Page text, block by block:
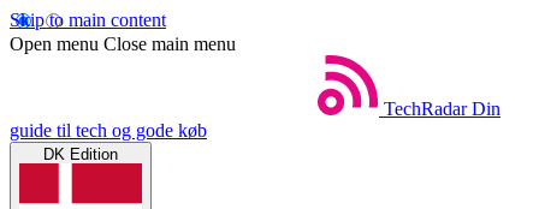
Skip to main content
Open menu Close main menu
TechRadar Din
guide til tech og gode køb
DK Edition